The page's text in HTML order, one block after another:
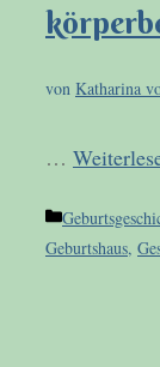
von Katharina
…
Kategorien
Geburtshaus,